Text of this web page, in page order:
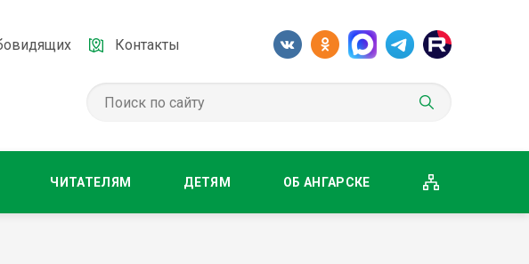
Контакты
ЧИТАТЕЛЯМ ДЕТЯМ ОБ АНГАРСКЕ